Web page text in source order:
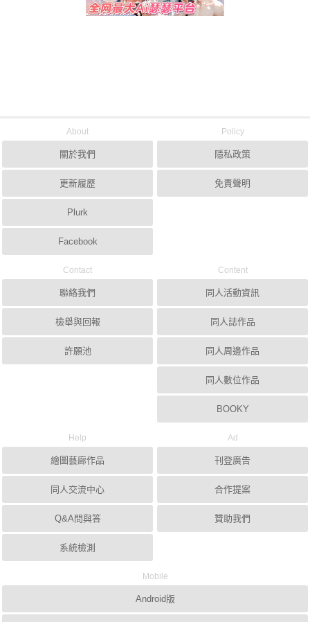
About
關於我們
更新履歷
Plurk
Facebook
Policy
隱私政策
免責聲明
Contact
聯絡我們
檢舉與回報
許願池
Content
同人活動資訊
同人誌作品
同人周邊作品
同人數位作品
BOOKY
Help
繪圖藝廊作品
同人交流中心
Q&A問與答
系統檢測
Ad
刊登廣告
合作提案
贊助我們
Mobile
Android版